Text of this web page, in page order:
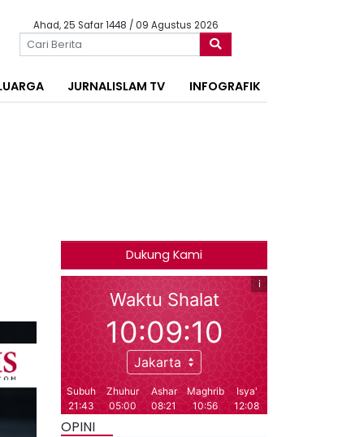
Ahad, 25 Safar 1448 / 09 Agustus 2026
JURNALISLAM TV INFOGRAFIK
Dukung Kami
OPINI